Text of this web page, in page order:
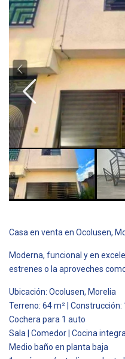
Casa en venta en Ocolusen,
Moderna, funcional y en
estrenes o la aproveches
Ubicación: Ocolusen, Morelia
Terreno: 64 m² | Construcción:
Cochera para 1 auto
Sala | Comedor | Cocina integral
Medio baño en planta baja